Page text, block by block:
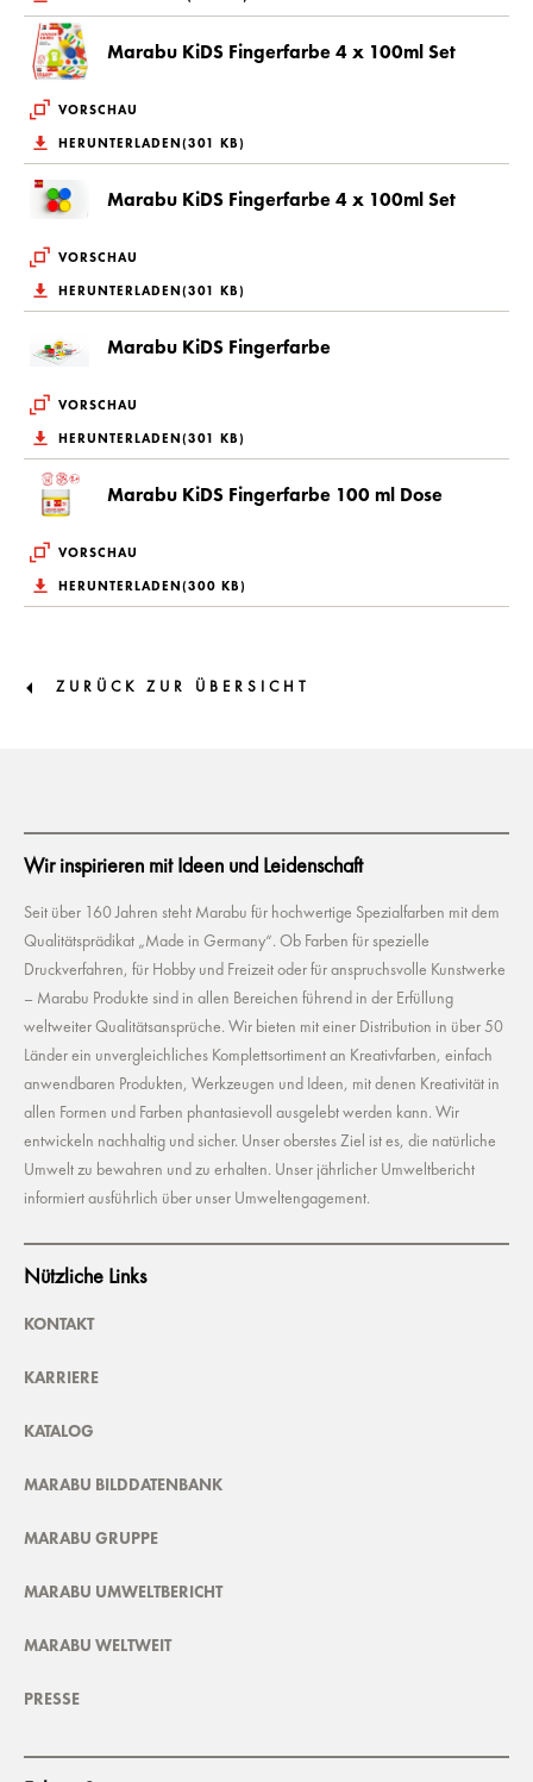
Marabu KiDS Fingerfarbe 4 x 100ml Set
VORSCHAU
HERUNTERLADEN(301 KB)
Marabu KiDS Fingerfarbe 4 x 100ml Set
VORSCHAU
HERUNTERLADEN(301 KB)
Marabu KiDS Fingerfarbe
VORSCHAU
HERUNTERLADEN(301 KB)
Marabu KiDS Fingerfarbe 100 ml Dose
VORSCHAU
HERUNTERLADEN(300 KB)
ZURÜCK ZUR ÜBERSICHT
Wir inspirieren mit Ideen und Leidenschaft
Seit über 160 Jahren steht Marabu für hochwertige Spezialfarben mit dem
Qualitätsprädikat „Made in Germany“. Ob Farben für spezielle
Druckverfahren, für Hobby und Freizeit oder für anspruchsvolle Kunstwerke
– Marabu Produkte sind in allen Bereichen führend in der Erfüllung
weltweiter Qualitätsansprüche. Wir bieten mit einer Distribution in über 50
Länder ein unvergleichliches Komplettsortiment an Kreativfarben, einfach
anwendbaren Produkten, Werkzeugen und Ideen, mit denen Kreativität in
allen Formen und Farben phantasievoll ausgelebt werden kann. Wir
entwickeln nachhaltig und sicher. Unser oberstes Ziel ist es, die natürliche
Umwelt zu bewahren und zu erhalten. Unser jährlicher Umweltbericht
informiert ausführlich über unser Umweltengagement.
Nützliche Links
KONTAKT
KARRIERE
KATALOG
MARABU BILDDATENBANK
MARABU GRUPPE
MARABU UMWELTBERICHT
MARABU WELTWEIT
PRESSE